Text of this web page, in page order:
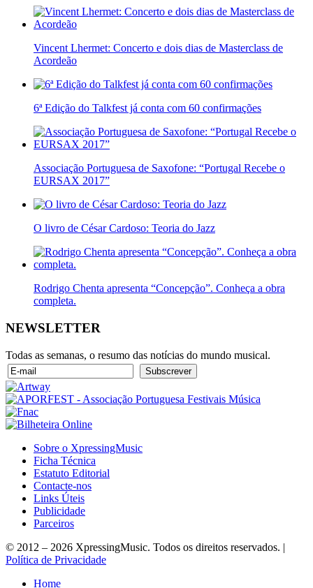
Vincent Lhermet: Concerto e dois dias de Masterclass de
Acordeão
6ª Edição do Talkfest já conta com 60 confirmações
Associação Portuguesa de Saxofone: “Portugal Recebe o
EURSAX 2017”
O livro de César Cardoso: Teoria do Jazz
Rodrigo Chenta apresenta “Concepção”. Conheça a obra
completa.
NEWSLETTER
Todas as semanas, o resumo das notícias do mundo musical.
Sobre o XpressingMusic
Ficha Técnica
Estatuto Editorial
Contacte-nos
Links Úteis
Publicidade
Parceiros
© 2012 – 2026 XpressingMusic. Todos os direitos reservados. |
Política de Privacidade
Home